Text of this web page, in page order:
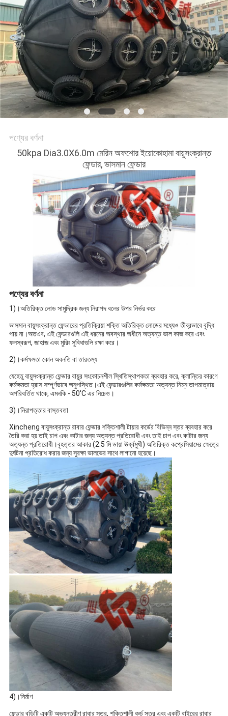
সাইট
ম্যাপ
PRIVACY
POLICY
পণ্যের বর্ণনা
50kpa Dia3.0X6.0m মেরিন অফশোর ইয়োকোহামা বায়ুসংক্রান্ত
ফেন্ডার, ভাসমান ফেন্ডার
পণ্যের বর্ণনা
1)।অতিরিক্ত লোড সামুদ্রিক জন্য নিরাপদ বলের উপর নির্ভর করে
ভাসমান বায়ুসংক্রান্ত ফেন্ডারের প্রতিক্রিয়া শক্তি অতিরিক্ত লোডের মধ্যেও তীব্রভাবে বৃদ্ধি
পায় না।অতএব, এই ফেন্ডারগুলি এই ধরনের অবস্থার অধীনে অত্যন্ত ভাল কাজ করে এবং
ফলস্বরূপ, জাহাজ এবং মুরিং সুবিধাগুলি রক্ষা করে।
2)।কর্মক্ষমতা কোন অবনতি বা তারতম্য
যেহেতু বায়ুসংক্রান্ত ফেন্ডার বায়ুর সংকোচনশীল স্থিতিস্থাপকতা ব্যবহার করে, ক্লান্তির কারণে
কর্মক্ষমতা হ্রাস সম্পূর্ণভাবে অনুপস্থিত।এই ফেন্ডারগুলির কর্মক্ষমতা অত্যন্ত নিম্ন তাপমাত্রায়
অপরিবর্তিত থাকে, এমনকি - 50'C এর নিচেও।
3)।নিরাপত্তার বাস্তবতা
Xincheng বায়ুসংক্রান্ত রাবার ফেন্ডার শক্তিশালী টায়ার কর্ডের বিভিন্ন স্তর ব্যবহার করে
তৈরি করা হয় তাই চাপ এবং কাটার জন্য অত্যন্ত প্রতিরোধী এবং তাই চাপ এবং কাটার জন্য
অত্যন্ত প্রতিরোধী।বৃহত্তর আকার (2.5 মি ডায়া ঊর্ধ্বমুখী) অতিরিক্ত কপ্রেসিয়ামের ক্ষেত্রে
দুর্ঘটনা প্রতিরোধ করার জন্য সুরক্ষা ভালভের সাথে লাগানো হয়েছে।
4)।নির্মাণ
ফেন্ডার বডিটি একটি অভ্যন্তরীণ রাবার স্তর, শক্তিশালী কর্ড স্তর এবং একটি বাইরের রাবার